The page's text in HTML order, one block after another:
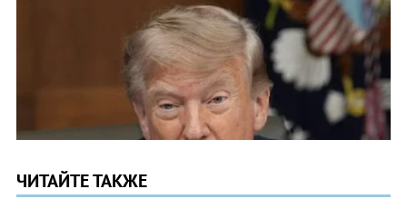
ЧИТАЙТЕ ТАКЖЕ